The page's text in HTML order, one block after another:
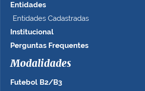
Entidades
Entidades Cadastradas
Institucional
Perguntas Frequentes
Modalidades
Futebol B2/B3